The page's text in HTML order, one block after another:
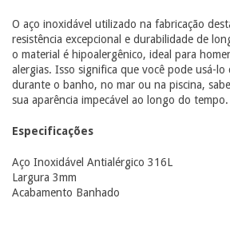
O aço inoxidável utilizado na fabricação
resistência excepcional e durabilidade de
o material é hipoalergênico, ideal para
alergias. Isso significa que você pode usá-lo
durante o banho, no mar ou na piscina,
sua aparência impecável ao longo do tempo.
Especificações
Aço Inoxidável Antialérgico 316L
Largura 3mm
Acabamento Banhado